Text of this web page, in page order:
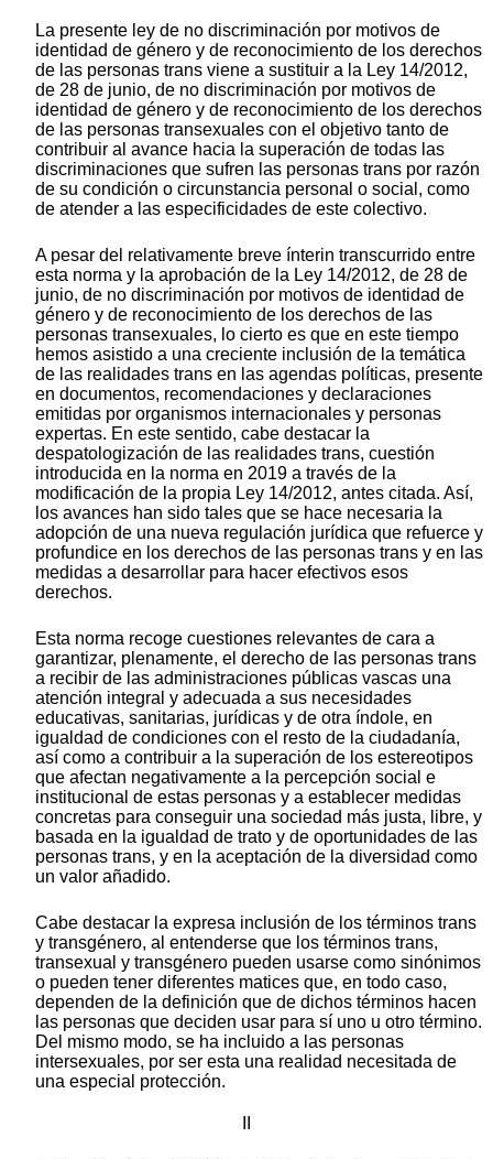
La presente ley de no discriminación por motivos de
identidad de género y de reconocimiento de los derechos
de las personas trans viene a sustituir a la Ley 14/2012,
de 28 de junio, de no discriminación por motivos de
identidad de género y de reconocimiento de los derechos
de las personas transexuales con el objetivo tanto de
contribuir al avance hacia la superación de todas las
discriminaciones que sufren las personas trans por razón
de su condición o circunstancia personal o social, como
de atender a las especificidades de este colectivo.
A pesar del relativamente breve ínterin transcurrido entre
esta norma y la aprobación de la Ley 14/2012, de 28 de
junio, de no discriminación por motivos de identidad de
género y de reconocimiento de los derechos de las
personas transexuales, lo cierto es que en este tiempo
hemos asistido a una creciente inclusión de la temática
de las realidades trans en las agendas políticas, presente
en documentos, recomendaciones y declaraciones
emitidas por organismos internacionales y personas
expertas. En este sentido, cabe destacar la
despatologización de las realidades trans, cuestión
introducida en la norma en 2019 a través de la
modificación de la propia Ley 14/2012, antes citada. Así,
los avances han sido tales que se hace necesaria la
adopción de una nueva regulación jurídica que refuerce y
profundice en los derechos de las personas trans y en las
medidas a desarrollar para hacer efectivos esos
derechos.
Esta norma recoge cuestiones relevantes de cara a
garantizar, plenamente, el derecho de las personas trans
a recibir de las administraciones públicas vascas una
atención integral y adecuada a sus necesidades
educativas, sanitarias, jurídicas y de otra índole, en
igualdad de condiciones con el resto de la ciudadanía,
así como a contribuir a la superación de los estereotipos
que afectan negativamente a la percepción social e
institucional de estas personas y a establecer medidas
concretas para conseguir una sociedad más justa, libre, y
basada en la igualdad de trato y de oportunidades de las
personas trans, y en la aceptación de la diversidad como
un valor añadido.
Cabe destacar la expresa inclusión de los términos trans
y transgénero, al entenderse que los términos trans,
transexual y transgénero pueden usarse como sinónimos
o pueden tener diferentes matices que, en todo caso,
dependen de la definición que de dichos términos hacen
las personas que deciden usar para sí uno u otro término.
Del mismo modo, se ha incluido a las personas
intersexuales, por ser esta una realidad necesitada de
una especial protección.